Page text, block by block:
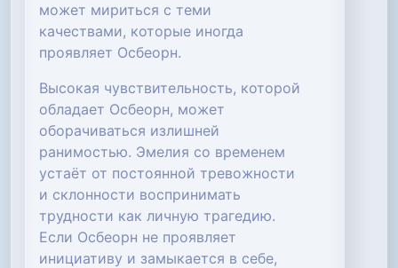
может мириться с теми
качествами, которые иногда
проявляет Осбеорн.
Высокая чувствительность, которой
обладает Осбеорн, может
оборачиваться излишней
ранимостью. Эмелия со временем
устаёт от постоянной тревожности
и склонности воспринимать
трудности как личную трагедию.
Если Осбеорн не проявляет
инициативу и замыкается в себе,